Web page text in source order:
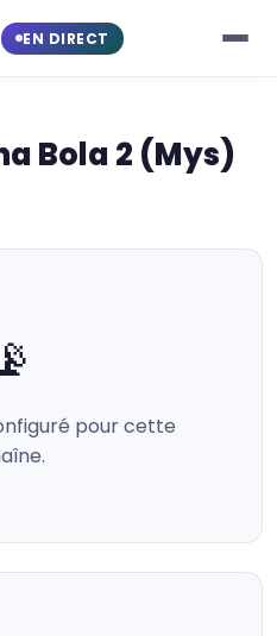
EN DIRECT
Bola 2 (Mys)
pour cette